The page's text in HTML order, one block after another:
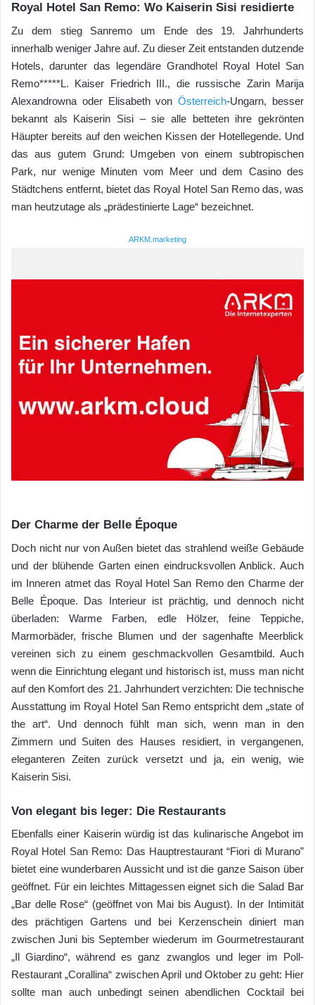
Royal Hotel San Remo: Wo Kaiserin Sisi residierte
Zu dem stieg Sanremo um Ende des 19. Jahrhunderts
innerhalb weniger Jahre auf. Zu dieser Zeit entstanden dutzende
Hotels, darunter das legendäre Grandhotel Royal Hotel San
Remo*****L. Kaiser Friedrich III., die russische Zarin Marija
Alexandrowna oder Elisabeth vonÖsterreich-Ungarn, besser
bekannt als Kaiserin Sisi – sie alle betteten ihre gekrönten
Häupter bereits auf den weichen Kissen der Hotellegende. Und
das aus gutem Grund: Umgeben von einem subtropischen
Park, nur wenige Minuten vom Meer und dem Casino des
Städtchens entfernt, bietet das Royal Hotel San Remo das, was
man heutzutage als „prädestinierte Lage“ bezeichnet.
ARKM.marketing
Der Charme der Belle Époque
Doch nicht nur von Außen bietet das strahlend weiße Gebäude
und der blühende Garten einen eindrucksvollen Anblick. Auch
im Inneren atmet das Royal Hotel San Remo den Charme der
Belle Époque. Das Interieur ist prächtig, und dennoch nicht
überladen: Warme Farben, edle Hölzer, feine Teppiche,
Marmorbäder, frische Blumen und der sagenhafte Meerblick
vereinen sich zu einem geschmackvollen Gesamtbild. Auch
wenn die Einrichtung elegant und historisch ist, muss man nicht
auf den Komfort des 21. Jahrhundert verzichten: Die technische
Ausstattung im Royal Hotel San Remo entspricht dem „state of
the art“. Und dennoch fühlt man sich, wenn man in den
Zimmern und Suiten des Hauses residiert, in vergangenen,
eleganteren Zeiten zurück versetzt und ja, ein wenig, wie
Kaiserin Sisi.
Von elegant bis leger: Die Restaurants
Ebenfalls einer Kaiserin würdig ist das kulinarische Angebot im
Royal Hotel San Remo: Das Hauptrestaurant “Fiori di Murano”
bietet eine wunderbaren Aussicht und ist die ganze Saison über
geöffnet. Für ein leichtes Mittagessen eignet sich die Salad Bar
„Bar delle Rose“ (geöffnet von Mai bis August). In der Intimität
des prächtigen Gartens und bei Kerzenschein diniert man
zwischen Juni bis September wiederum im Gourmetrestaurant
„Il Giardino“, während es ganz zwanglos und leger im Poll-
Restaurant „Corallina“ zwischen April und Oktober zu geht: Hier
sollte man auch unbedingt seinen abendlichen Cocktail bei